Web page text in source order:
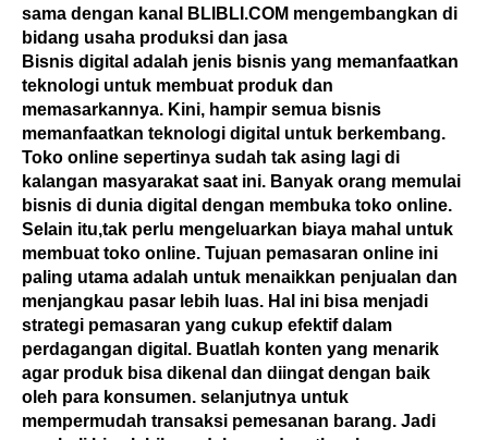
sama dengan kanal BLIBLI.COM mengembangkan di
bidang usaha produksi dan jasa
Bisnis digital adalah jenis bisnis yang memanfaatkan
teknologi untuk membuat produk dan
memasarkannya. Kini, hampir semua bisnis
memanfaatkan teknologi digital untuk berkembang.
Toko online sepertinya sudah tak asing lagi di
kalangan masyarakat saat ini. Banyak orang memulai
bisnis di dunia digital dengan membuka toko online.
Selain itu,tak perlu mengeluarkan biaya mahal untuk
membuat toko online. Tujuan pemasaran online ini
paling utama adalah untuk menaikkan penjualan dan
menjangkau pasar lebih luas. Hal ini bisa menjadi
strategi pemasaran yang cukup efektif dalam
perdagangan digital. Buatlah konten yang menarik
agar produk bisa dikenal dan diingat dengan baik
oleh para konsumen. selanjutnya untuk
mempermudah transaksi pemesanan barang. Jadi